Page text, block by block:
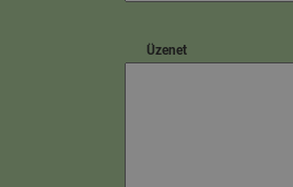
Üzenet